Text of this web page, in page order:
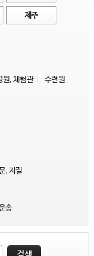
제주
원, 체험관
수련원
, 지질
송